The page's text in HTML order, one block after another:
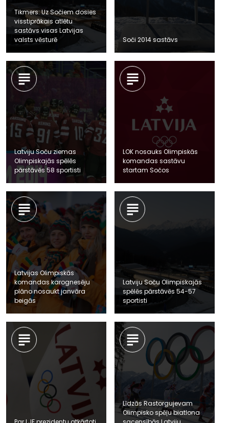
Tikmers: Uz Sočiem dosies
visstiprākais atlētu
sastāvs visas Latvijas
valsts vēsturē
Soči 2014 sastāvs
Latviju Soču ziemas
Olimpiskajās spēlēs
pārstāvēs 58 sportisti
LOK nosauks Olimpiskās
komandas sastāvu
startam Sočos
Latvijas Olimpiskās
komandas karognesēju
plāno nosaukt janvāra
beigās
Latviju Soču Olimpiskajās
spēlēs pārstāvēs 54-57
sportisti
Līdzās Rastorgujevam
Olimpisko spēļu biatlona